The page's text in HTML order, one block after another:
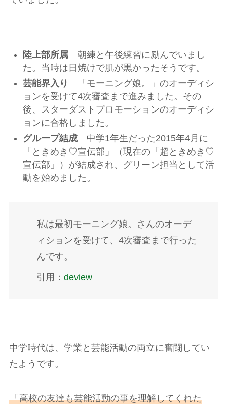
陸上部所属朝練と午後練習に励んでいまし
た。当時は日焼けで肌が黒かったそうです。
芸能界入り
「モーニング娘。」のオーディシ
ョンを受けて4次審査まで進みました。その
後、スターダストプロモーションのオーディシ
ョンに合格しました。
グループ結成中学1年生だった2015年4月に
「ときめき♡宣伝部」（現在の「超ときめき♡
宣伝部」）が結成され、グリーン担当として活
動を始めました。
私は最初モーニング娘。さんのオーデ
ィションを受けて、4次審査まで行った
んです。
引用： deview
中学時代は、学業と芸能活動の両立に奮闘してい
たようです。
「高校の友達も芸能活動の事を理解してくれた